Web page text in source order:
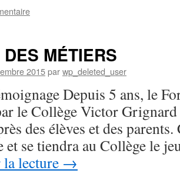
MÉTIERS
2015parwp_deleted_user
Depuis 5 ans, le
le Collège Victor
des élèves et des
et se tiendra au Collège le
lecture →